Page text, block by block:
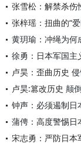
张雪松：解禁杀伤
张梓瑶：扭曲的“
黄玥瑜：冲绳为何
徐勇：日本军国主
卢昊:篡改历史 颠
钟声：必须遏制日
宋志勇：严防日本